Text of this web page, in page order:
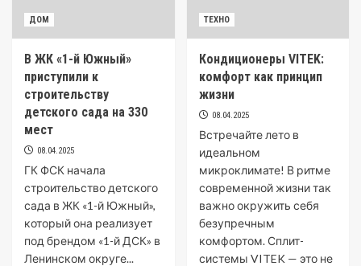
ДОМ
В ЖК «1-й Южный»
приступили к
строительству
детского сада на 330
мест
08.04.2025
ГК ФСК начала
строительство детского
сада в ЖК «1-й Южный»,
который она реализует
под брендом «1-й ДСК» в
Ленинском округе...
ТЕХНО
Кондиционеры VITEK:
комфорт как принцип
жизни
08.04.2025
Встречайте лето в
идеальном
микроклимате! В ритме
современной жизни так
важно окружить себя
безупречным
комфортом. Сплит-
системы VITEK — это не